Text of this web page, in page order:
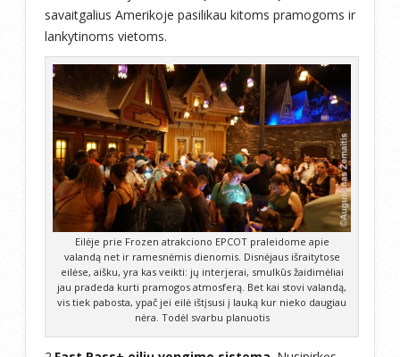
savaitgalius Amerikoje pasilikau kitoms pramogoms ir
lankytinoms vietoms.
Eilėje prie Frozen atrakciono EPCOT praleidome apie
valandą net ir ramesnėmis dienomis. Disnėjaus išraitytose
eilėse, aišku, yra kas veikti: jų interjerai, smulkūs žaidimėliai
jau pradeda kurti pramogos atmosferą. Bet kai stovi valandą,
vis tiek pabosta, ypač jei eilė ištįsusi į lauką kur nieko daugiau
nėra. Todėl svarbu planuotis